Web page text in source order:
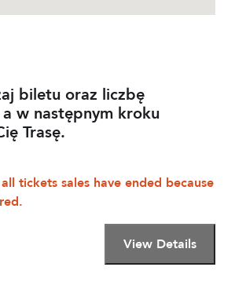
biletu oraz liczbę
w następnym kroku
Trasę.
tickets sales have ended because